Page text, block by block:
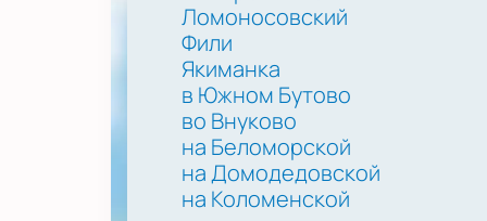
Ломоносовский
Фили
Якиманка
в Южном Бутово
во Внуково
на Беломорской
на Домодедовской
на Коломенской